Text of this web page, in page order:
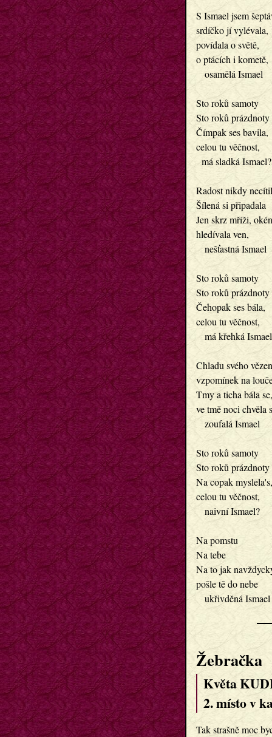
S Ismael jsem
srdíčko jí vylévala,
povídala o světě,
o ptácích i kometě,
osamělá Ismael
Sto roků samoty
Sto roků prázdnoty
Čímpak ses bavila,
celou tu věčnost,
má sladká Ismael?
Radost nikdy
Šílená si připadala
Jen skrz mříži,
hledívala ven,
nešťastná Ismael
Sto roků samoty
Sto roků prázdnoty
Čehopak ses bála,
celou tu věčnost,
má křehká
Chladu svého
vzpomínek na
Tmy a ticha bála se,
ve tmě noci chvěla
zoufalá Ismael
Sto roků samoty
Sto roků prázdnoty
Na copak myslela's,
celou tu věčnost,
naivní Ismael?
Na pomstu
Na tebe
Na to jak
pošle tě do nebe
ukřivděná Ismael
Žebračka
Květa
2. místo v
Tak strašně moc